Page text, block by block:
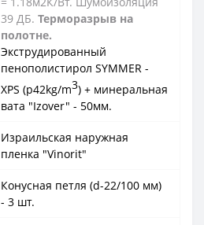
39 ДБ. Терморазрыв на
полотне.
Экструдированный
пенополистирол SYMMER -
XPS (p42kg/m3) + минеральная
вата "Izover" - 50мм.
Израильская наружная
пленка "Vinorit"
Конусная петля (d-22/100 мм)
- 3 шт.